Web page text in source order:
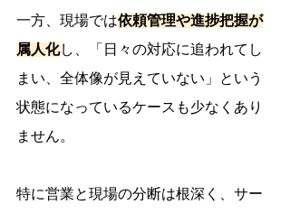
一方、現場では依頼管理や進捗把握が
属人化し、「日々の対応に追われてし
まい、全体像が見えていない」という
状態になっているケースも少なくあり
ません。
特に営業と現場の分断は根深く、サー